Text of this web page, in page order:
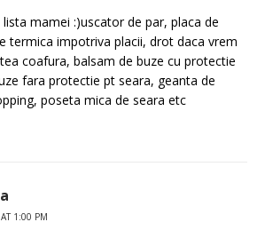
mamei :)uscator de par, placa de
termica impotriva placii, drot daca vrem
coafura, balsam de buze cu protectie
fara protectie pt seara, geanta de
poseta mica de seara etc
1:00 PM